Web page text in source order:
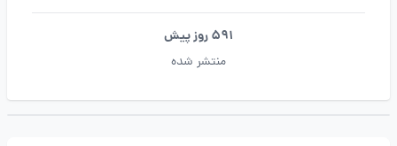
591 روز پیش
منتشر شده